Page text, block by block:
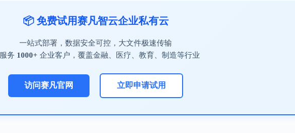
📦 免费试用赛凡智云企业私有云
一站式部署，数据安全可控，大文件极速传输
务 1000+ 企业客户，覆盖金融、医疗、教育、制造等行业
访问赛凡官网 立即申请试用